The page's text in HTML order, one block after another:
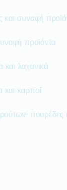
συναφή
προϊόντα
λαχανικά
καρποί